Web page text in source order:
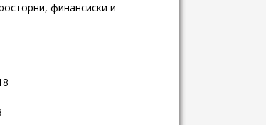
финансиски и